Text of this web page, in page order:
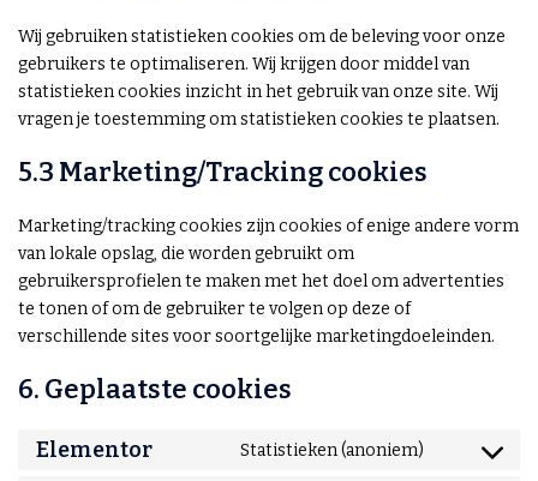
Wij gebruiken statistieken cookies om de beleving voor onze
gebruikers te optimaliseren. Wij krijgen door middel van
statistieken cookies inzicht in het gebruik van onze site. Wij
vragen je toestemming om statistieken cookies te plaatsen.
5.3 Marketing/Tracking cookies
Marketing/tracking cookies zijn cookies of enige andere vorm
van lokale opslag, die worden gebruikt om
gebruikersprofielen te maken met het doel om advertenties
te tonen of om de gebruiker te volgen op deze of
verschillende sites voor soortgelijke marketingdoeleinden.
6. Geplaatste cookies
Elementor Statistieken (anoniem)